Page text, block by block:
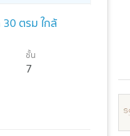
ตรม ใกล้
ชั้น
7